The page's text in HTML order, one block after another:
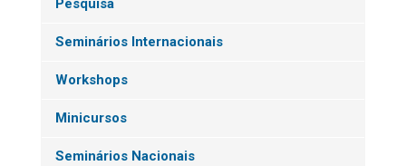
Pesquisa
Seminários Internacionais
Workshops
Minicursos
Seminários Nacionais